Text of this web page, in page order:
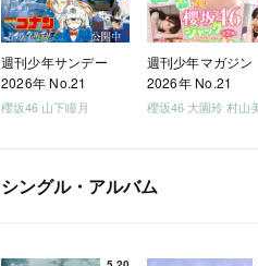
週刊少年サンデー
2026年 No.21
櫻坂46 山下瞳月
週刊少年マガジン
2026年 No.21
シングル・アルバム